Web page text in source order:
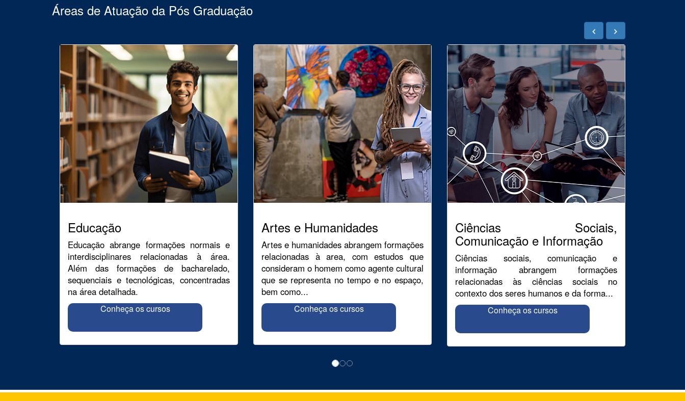
Áreas de Atuação da Pós Graduação
Educação
Educação abrange formações normais e
interdisciplinares relacionadas à área.
Além das formações de bacharelado,
sequenciais e tecnológicas, concentradas
na área detalhada.
Conheça os cursos
Artes e Humanidades
Artes e humanidades abrangem formações
relacionadas à area, com estudos que
consideram o homem como agente cultural
que se representa no tempo e no espaço,
bem como...
Conheça os cursos
Ciências Sociais,
Comunicação e Informação
Ciências sociais, comunicação e
informação abrangem formações
relacionadas às ciências sociais no
contexto dos seres humanos e da forma...
Conheça os cursos